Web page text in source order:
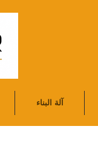
آلة البناء